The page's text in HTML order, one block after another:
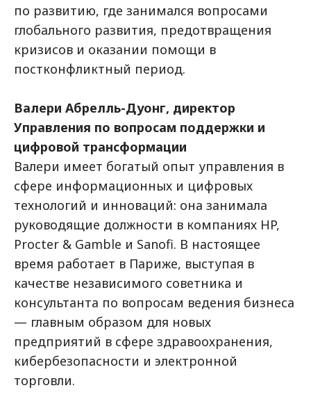
по развитию, где занимался вопросами
глобального развития, предотвращения
кризисов и оказании помощи в
постконфликтный период.
Валери Абрелль-Дуонг, директор
Управления по вопросам поддержки и
цифровой трансформации
Валери имеет богатый опыт управления в
сфере информационных и цифровых
технологий и инноваций: она занимала
руководящие должности в компаниях HP,
Procter & Gamble и Sanofi. В настоящее
время работает в Париже, выступая в
качестве независимого советника и
консультанта по вопросам ведения бизнеса
— главным образом для новых
предприятий в сфере здравоохранения,
кибербезопасности и электронной
торговли.